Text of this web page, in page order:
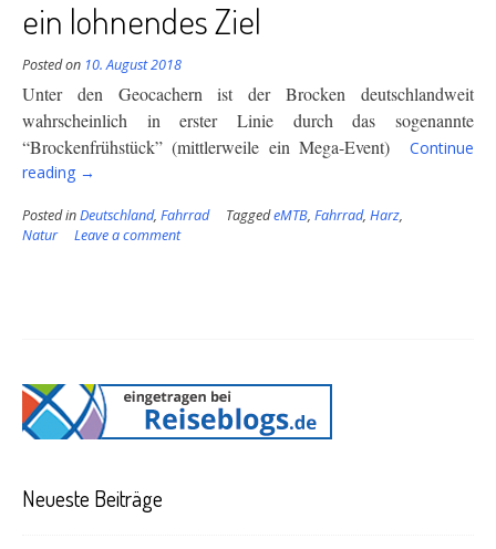
ein lohnendes Ziel
Posted on 10. August 2018
Unter den Geocachern ist der Brocken deutschlandweit
wahrscheinlich in erster Linie durch das sogenannte
“Brockenfrühstück” (mittlerweile ein Mega-Event)
Continue
reading “Der
–
auch
→
Posted inDeutschland, Fahrrad TaggedeMTB, Fahrrad, Harz,
Natur
Leave a comment
Neueste Beiträge